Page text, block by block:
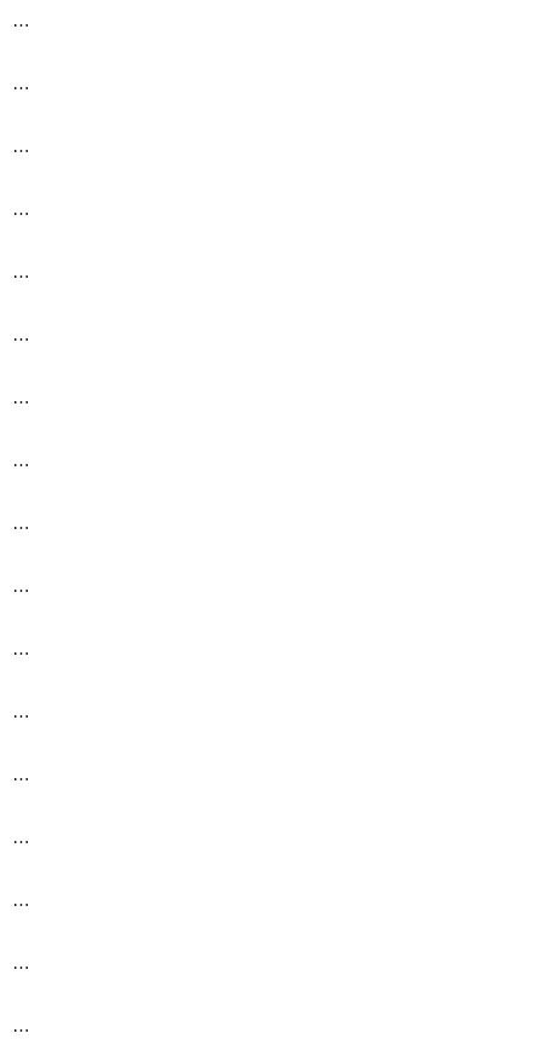
…
…
…
…
…
…
…
…
…
…
…
…
…
…
…
…
…